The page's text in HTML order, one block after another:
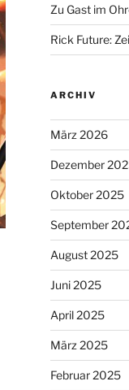
Zu Gast im
Rick Future:
ARCHIV
März 2026
Dezember
Oktober 2025
September
August 2025
Juni 2025
April 2025
März 2025
Februar 2025